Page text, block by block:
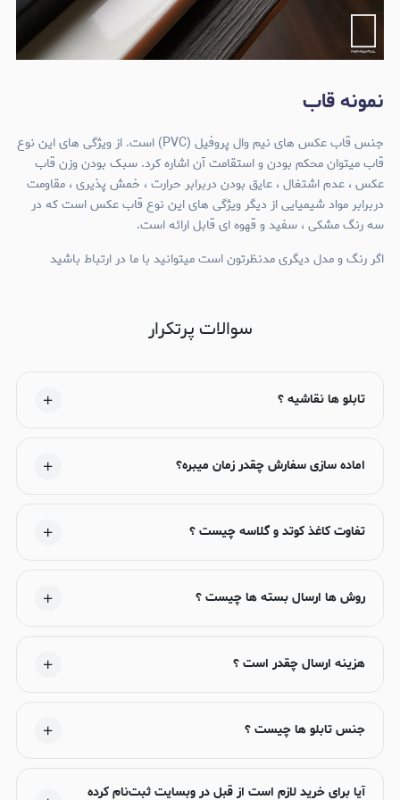
نمونه قاب
جنس قاب عکس های نیم وال پروفیل (PVC) است. از ویژگی های این نوع
قاب میتوان محکم بودن و استقامت آن اشاره کرد. سبک بودن وزن قاب
عکس ، عدم اشتغال ، عایق بودن دربرابر حرارت ، خمش پذیری ، مقاومت
دربرابر مواد شیمیایی از دیگر ویژگی های این نوع قاب عکس است که در
سه رنگ مشکی ، سفید و قهوه ای قابل ارائه است.
اگر رنگ و مدل دیگری مدنظرتون است میتوانید با ما در ارتباط باشید
سوالات پرتکرار
تابلو ها نقاشیه ؟
اماده سازی سفارش چقدر زمان میبره؟
تفاوت کاغذ کوتد و گلاسه چیست ؟
روش ها ارسال بسته ها چیست ؟
هزینه ارسال چقدر است ؟
جنس تابلو ها چیست ؟
آیا برای خرید لازم است از قبل در وبسایت ثبت‌نام کرده